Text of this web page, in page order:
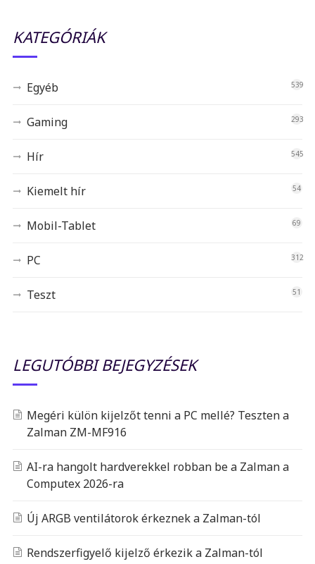
KATEGÓRIÁK
Egyéb 539
Gaming 293
Hír 545
Kiemelt hír 54
Mobil-Tablet 69
PC 312
Teszt 51
LEGUTÓBBI BEJEGYZÉSEK
Megéri külön kijelzőt tenni a PC mellé? Teszten a
Zalman ZM-MF916
AI-ra hangolt hardverekkel robban be a Zalman a
Computex 2026-ra
Új ARGB ventilátorok érkeznek a Zalman-tól
Rendszerfigyelő kijelző érkezik a Zalman-tól